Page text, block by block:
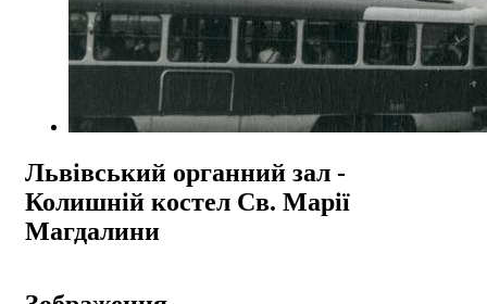
Львівський органний зал -
Колишній костел Св. Марії
Магдалини